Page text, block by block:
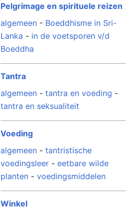
Pelgrimage en spirituele reizen
algemeen - Boeddhisme in Sri-
Lanka - in de voetsporen v/d
Boeddha
Tantra
algemeen - tantra en voeding -
tantra en seksualiteit
Voeding
algemeen - tantristische
voedingsleer - eetbare wilde
planten - voedingsmiddelen
Winkel